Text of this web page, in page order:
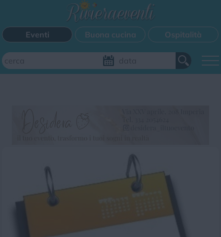
Eventi Buona cucina Ospitalità
CATEGORIE EVENTI
Bimbi Cinema Corsi
SpettacoloSport